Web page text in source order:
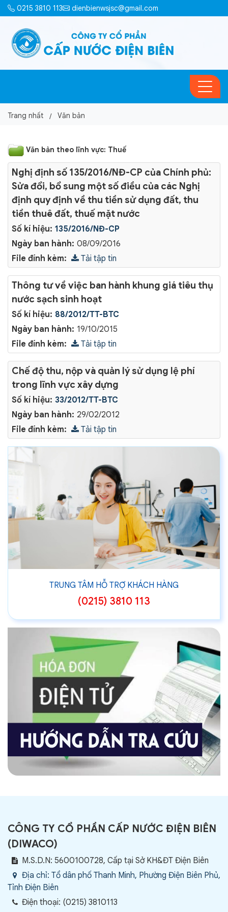
0215 3810 113 dienbienwsjsc@gmail.com
Trang nhất Văn bản
Văn bản theo lĩnh vực: Thuế
Số kí hiệu: 135/2016/NĐ-CP
Ngày ban hành: 08/09/2016
Nghị định số 135/2016/NĐ-CP của Chính phủ:
Sửa đổi, bổ sung một số điều của các Nghị
định quy định về thu tiền sử dụng đất, thu
tiền thuê đất, thuế mặt nước
File đính kèm: Tải tập tin
Số kí hiệu: 88/2012/TT-BTC
Ngày ban hành: 19/10/2015
Thông tư về việc ban hành khung giá tiêu thụ
nước sạch sinh hoạt
File đính kèm: Tải tập tin
Số kí hiệu: 33/2012/TT-BTC
Ngày ban hành: 29/02/2012
Chế độ thu, nộp và quản lý sử dụng lệ phí
trong lĩnh vực xây dựng
File đính kèm: Tải tập tin
TRUNG TÂM HỖ TRỢ KHÁCH HÀNG
(0215) 3810 113
CÔNG TY CỔ PHẦN CẤP NƯỚC ĐIỆN BIÊN
(DIWACO)
M.S.D.N: 5600100728, Cấp tại Sở KH&ĐT Điện Biên
Địa chỉ: Tổ dân phố Thanh Minh, Phường Điện Biên Phủ,
Tỉnh Điện Biên
Điện thoại: (0215) 3810113